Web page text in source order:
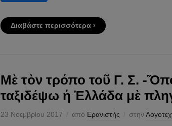
Διαβάστε περισσότερα ›
Μὲ τὸν τρόπο τοῦ Γ. Σ. -
ταξιδέψω ἡ Ἑλλάδα μὲ
23 Νοεμβρίου 2017 από Ερανιστής στην